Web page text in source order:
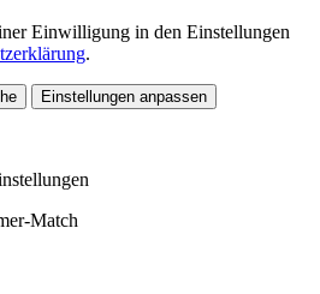
Einwilligung in den Einstellungen
.
Einstellungen anpassen
Match